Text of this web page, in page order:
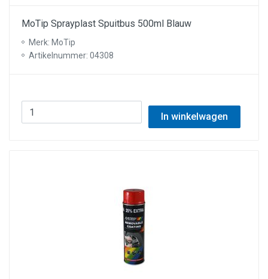
MoTip Sprayplast Spuitbus 500ml Blauw
Merk: MoTip
Artikelnummer: 04308
In winkelwagen